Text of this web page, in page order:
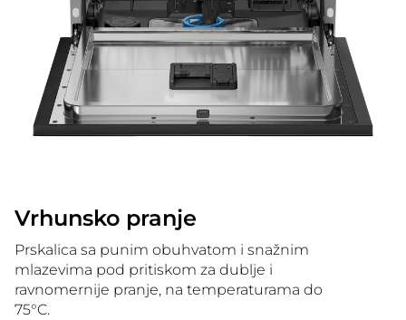
Vrhunsko pranje
Prskalica sa punim obuhvatom i snažnim
mlazevima pod pritiskom za dublje i
ravnomernije pranje, na temperaturama do
75°C.